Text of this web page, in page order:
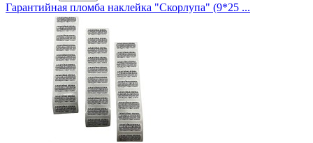
Гарантийная пломба наклейка "Скорлупа" (9*25 ...